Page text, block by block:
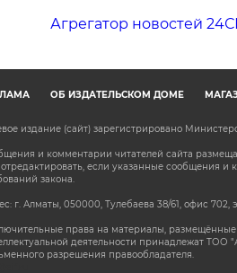
Агрегатор новостей
ОБ ИЗДАТЕЛЬСКОМ ДОМЕ
издание (сайт) зарегистрировано
и комментарии читателей сайта
если указанные сообщения
закона.
г. Алматы, 050000, Тулебаева 38/61, офис 702,
права на материалы, размещённые
деятельности принадлежат
разрешения правообладателя.